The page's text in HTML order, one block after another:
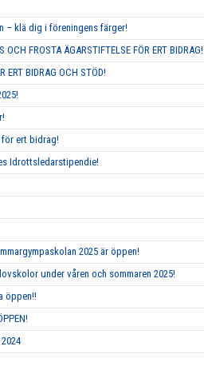
– klä dig i föreningens färger!
OCH FROSTA ÄGARSTIFTELSE FÖR ERT BIDRAG!
ERT BIDRAG OCH STÖD!
för ert bidrag!
Idrottsledarstipendie!
2025 är öppen!
under våren och sommaren 2025!
öppen!!